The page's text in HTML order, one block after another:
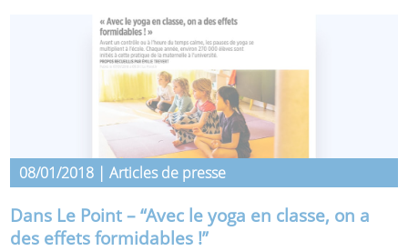
08/01/2018 | Articles de presse
Dans Le Point – “Avec le yoga en classe, on a
des effets formidables !”